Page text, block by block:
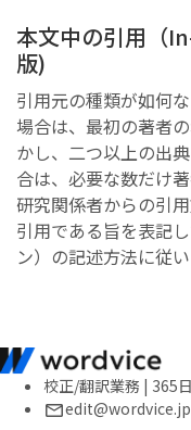
本文中の引用（
版)
引用元の種類が如何
場合は、最初の著者
かし、二つ以上の出
合は、必要な数だけ
研究関係者からの引
引用である旨を表記
ン）の記述方法に従い
校正/翻訳業務 | 365
edit@wordvice.jp